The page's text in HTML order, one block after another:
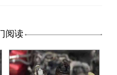
阅读